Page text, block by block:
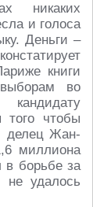
никаких
и голоса
Деньги –
книги
во
кандидату
чтобы
делец Жан-
миллиона
борьбе за
удалось